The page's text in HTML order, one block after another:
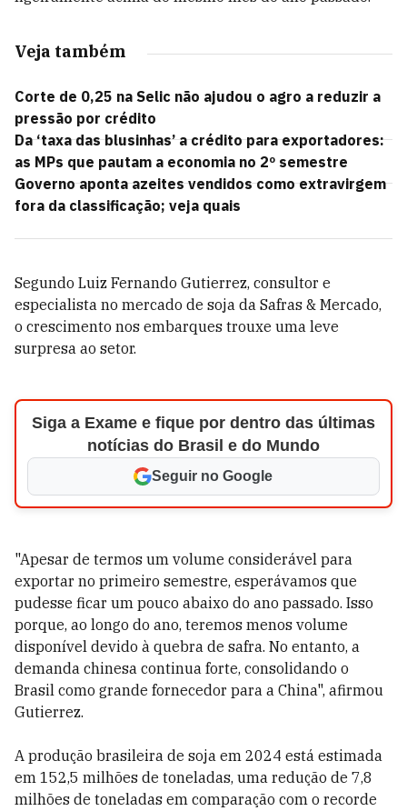
Veja também
Corte de 0,25 na Selic não ajudou o agro a reduzir a
pressão por crédito
Da ‘taxa das blusinhas’ a crédito para exportadores:
as MPs que pautam a economia no 2º semestre
Governo aponta azeites vendidos como extravirgem
fora da classificação; veja quais
Segundo Luiz Fernando Gutierrez, consultor e
especialista no mercado de soja da Safras & Mercado,
o crescimento nos embarques trouxe uma leve
surpresa ao setor.
Siga a Exame e fique por dentro das últimas
notícias do Brasil e do Mundo
Seguir no Google
"Apesar de termos um volume considerável para
exportar no primeiro semestre, esperávamos que
pudesse ficar um pouco abaixo do ano passado. Isso
porque, ao longo do ano, teremos menos volume
disponível devido à quebra de safra. No entanto, a
demanda chinesa continua forte, consolidando o
Brasil como grande fornecedor para a China", afirmou
Gutierrez.
A produção brasileira de soja em 2024 está estimada
em 152,5 milhões de toneladas, uma redução de 7,8
milhões de toneladas em comparação com o recorde